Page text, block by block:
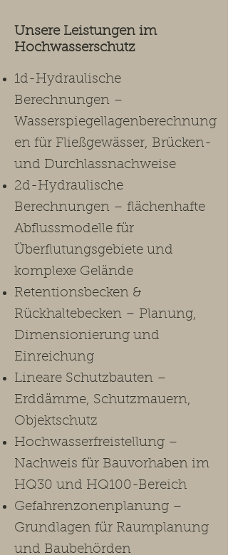
Unsere Leistungen im
Hochwasserschutz ​
1d-Hydraulische
Berechnungen –
Wasserspiegellagenberechnung
en für Fließgewässer, Brücken-
und Durchlassnachweise
2d-Hydraulische
Berechnungen – flächenhafte
Abflussmodelle für
Überflutungsgebiete und
komplexe Gelände
Retentionsbecken &
Rückhaltebecken – Planung,
Dimensionierung und
Einreichung
Lineare Schutzbauten –
Erddämme, Schutzmauern,
Objektschutz
Hochwasserfreistellung –
Nachweis für Bauvorhaben im
HQ30 und HQ100-Bereich
Gefahrenzonenplanung –
Grundlagen für Raumplanung
und Baubehörden